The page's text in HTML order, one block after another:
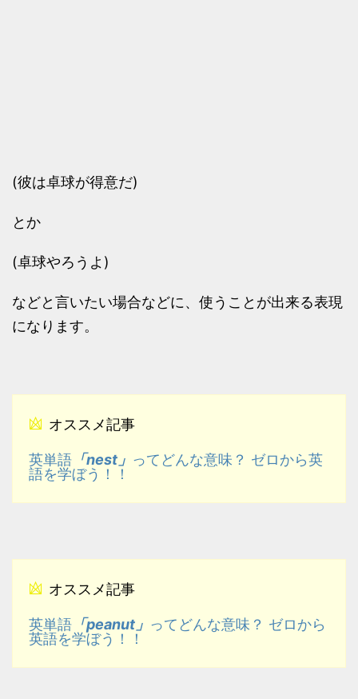
(彼は卓球が得意だ)
とか
(卓球やろうよ)
などと言いたい場合などに、使うことが出来る表現
になります。
オススメ記事
英単語 「nest」 ってどんな意味？ ゼロから英
語を学ぼう！！
オススメ記事
英単語 「peanut」 ってどんな意味？ ゼロから
英語を学ぼう！！